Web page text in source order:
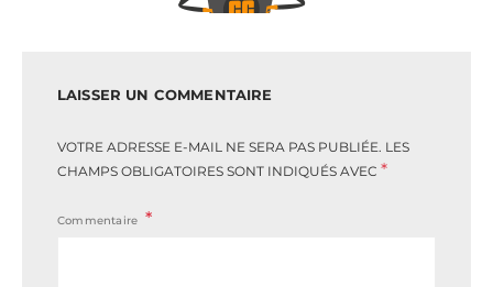
LAISSER UN COMMENTAIRE
VOTRE ADRESSE E-MAIL NE SERA PAS PUBLIÉE. LES
CHAMPS OBLIGATOIRES SONT INDIQUÉS AVEC *
Commentaire